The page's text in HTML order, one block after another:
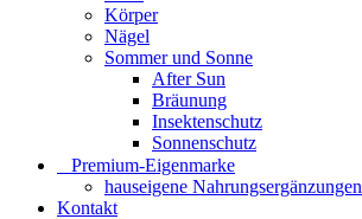
Körper
Nägel
Sommer und Sonne
After Sun
Bräunung
Insektenschutz
Sonnenschutz
⠀​Premium-Eigenmarke
hauseigene Nahrungsergänzungen
Kontakt